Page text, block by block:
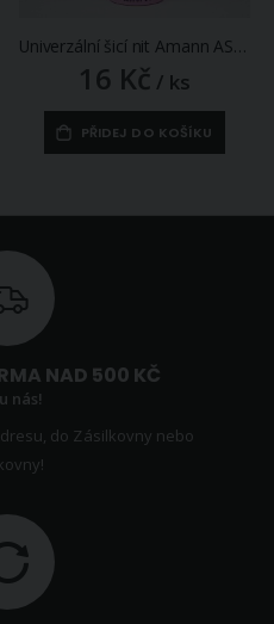
16 Kč / ks
PŘIDEJ DO KOŠÍKU
NAD 500 KČ
nás!
do Zásilkovny nebo